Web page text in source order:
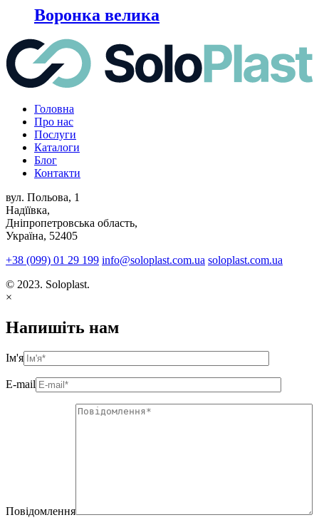
Воронка велика
Головна
Про нас
Послуги
Каталоги
Блог
Контакти
вул. Польова, 1
Надїївка,
Дніпропетровська область,
Україна, 52405
+38 (099) 01 29 199 info@soloplast.com.ua soloplast.com.ua
© 2023. Soloplast.
×
Напишіть нам
Ім'я
E-mail
Повідомлення